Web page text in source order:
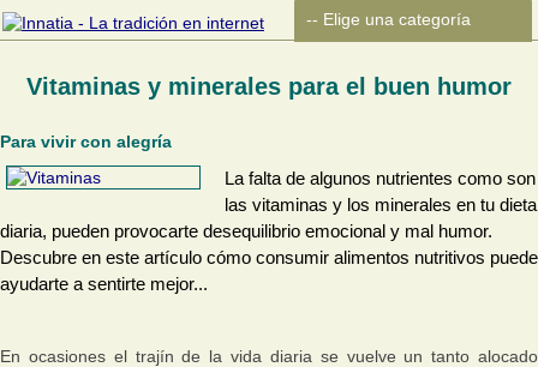
Vitaminas y minerales para el buen humor
Para vivir con alegría
La falta de algunos nutrientes como son
las vitaminas y los minerales en tu dieta
diaria, pueden provocarte desequilibrio emocional y mal humor.
Descubre en este artículo cómo consumir alimentos nutritivos puede
ayudarte a sentirte mejor...
En ocasiones el trajín de la vida diaria se vuelve un tanto alocado